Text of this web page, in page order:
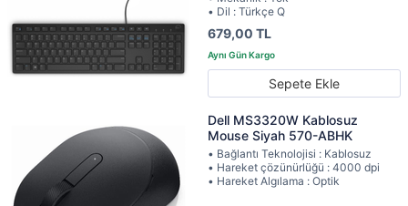
• Dil : Türkçe Q
679,00 TL
Sepete Ekle
Dell MS3320W Kablosuz
Mouse Siyah 570-ABHK
• Bağlantı Teknolojisi : Kablosuz
• Hareket çözünürlüğü : 4000 dpi
• Hareket Algılama : Optik